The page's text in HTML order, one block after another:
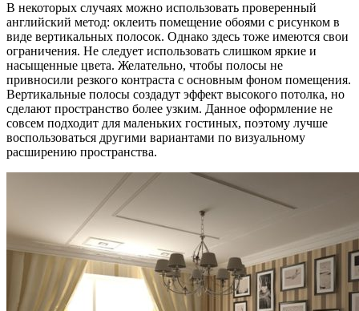
В некоторых случаях можно использовать проверенный
английский метод: оклеить помещение обоями с рисунком в
виде вертикальных полосок. Однако здесь тоже имеются свои
ограничения. Не следует использовать слишком яркие и
насыщенные цвета. Желательно, чтобы полосы не
привносили резкого контраста с основным фоном помещения.
Вертикальные полосы создадут эффект высокого потолка, но
сделают пространство более узким. Данное оформление не
совсем подходит для маленьких гостиных, поэтому лучше
воспользоваться другими вариантами по визуальному
расширению пространства.